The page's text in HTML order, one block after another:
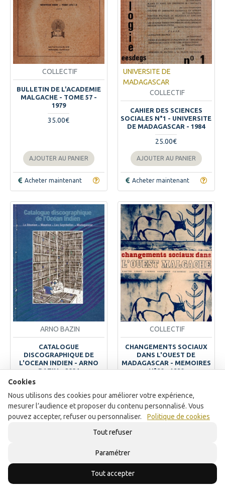
COLLECTIF
BULLETIN DE L'ACADEMIE
MALGACHE - TOME 57 -
1979
35.00€
AJOUTER AU PANIER
Acheter maintenant
UNIVERSITE DE
MADAGASCAR
COLLECTIF
CAHIER DES SCIENCES
SOCIALES N°1 - UNIVERSITE
DE MADAGASCAR - 1984
25.00€
AJOUTER AU PANIER
Acheter maintenant
ARNO BAZIN
CATALOGUE
DISCOGRAPHIQUE DE
L'OCEAN INDIEN - ARNO
BAZIN - 2004
AJOUTER AU PANIER
COLLECTIF
CHANGEMENTS SOCIAUX
DANS L'OUEST DE
MADAGASCAR - MEMOIRES
N°90 - 1980
AJOUTER AU PANIER
Cookies
Nous utilisons des cookies pour améliorer votre expérience,
mesurer l’audience et proposer du contenu personnalisé. Vous
pouvez accepter, refuser ou personnaliser.
Politique de cookies
Tout refuser
Paramétrer
Tout accepter
FILTRER